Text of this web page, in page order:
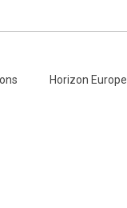
Horizon Europe